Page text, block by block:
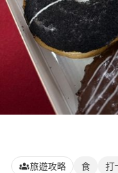
旅遊攻略 食 打